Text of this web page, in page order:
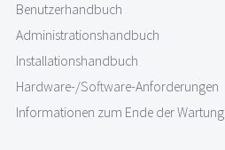
Benutzerhandbuch
Administrationshandbuch
Installationshandbuch
Hardware-/Software-Anforderungen
Informationen zum Ende der Wartung